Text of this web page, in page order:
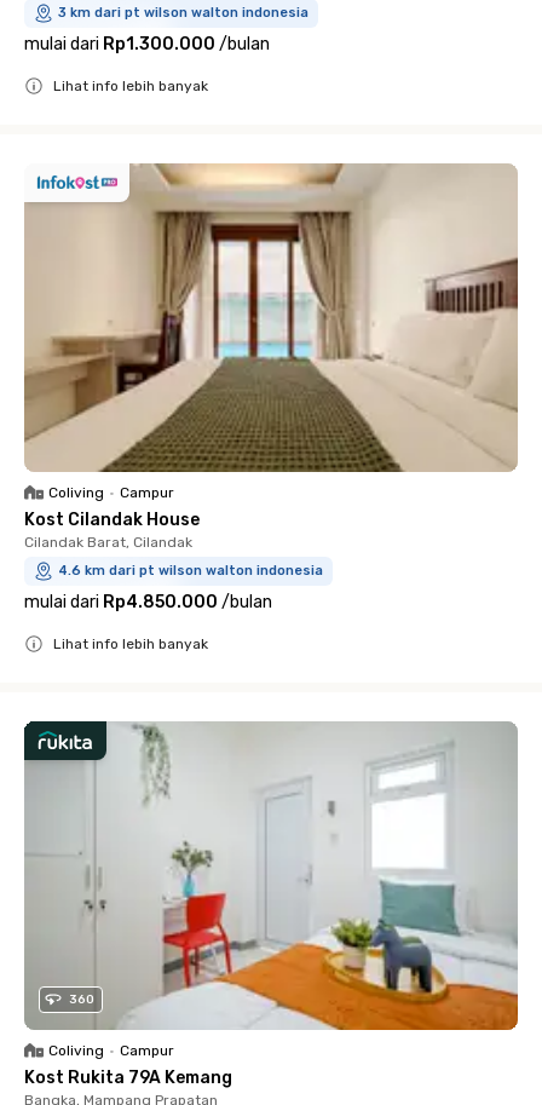
3 km dari pt wilson walton indonesia
mulai dari Rp1.300.000 /bulan
Lihat info lebih banyak
Coliving • Campur
Kost Cilandak House
Cilandak Barat, Cilandak
4.6 km dari pt wilson walton indonesia
mulai dari Rp4.850.000 /bulan
Lihat info lebih banyak
360
Coliving • Campur
Kost Rukita 79A Kemang
Bangka, Mampang Prapatan